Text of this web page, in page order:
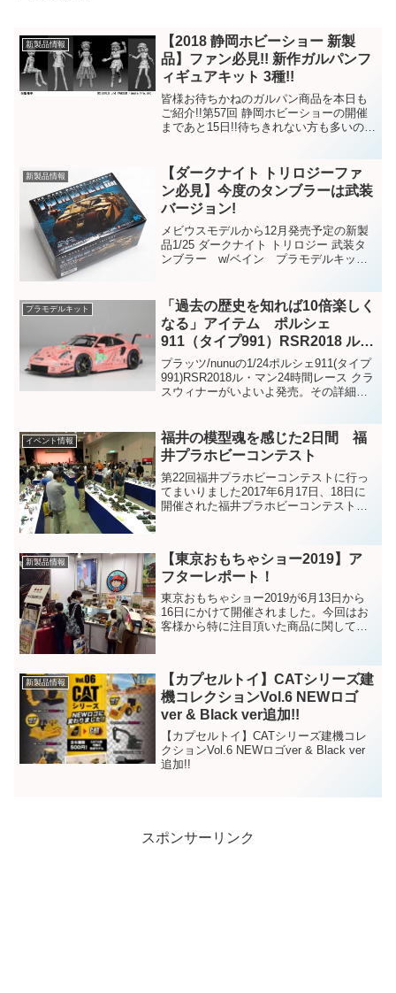
新製品情報
【2018 静岡ホビーショー 新製
品】ファン必見!! 新作ガルパンフ
ィギュアキット 3種!!
皆様お待ちかねのガルパン商品を本日も
ご紹介!!第57回 静岡ホビーショーの開催
まであと15日!!待ちきれない方も多いので
2種』と、『1/72フルクラムC と 1/1...
新製品情報
【ダークナイト トリロジーファ
ン必見】今度のタンブラーは武装
バージョン!
メビウスモデルから12月発売予定の新製
品1/25 ダークナイト トリロジー 武装タ
ンブラー w/ベイン プラモデルキット
す。迷彩が施され、バットモービルとは
全く違う凶...
プラモデルキット
「過去の歴史を知れば10倍楽しく
なる」アイテム ポルシェ
911（タイプ991）RSR2018 ル・
マン24時間レース クラスウィナ
ーついに発売！
プラッツ/nunuの1/24ポルシェ911(タイプ
991)RSR2018ル・マン24時間レース クラ
スウィナーがいよいよ発売。その詳細を
イベント情報
福井の模型魂を感じた2日間 福
井プラホビーコンテスト
第22回福井プラホビーコンテストに行っ
てまいりました2017年6月17日、18日に
開催された福井プラホビーコンテスト。
なので...
新製品情報
【東京おもちゃショー2019】ア
フターレポート！
東京おもちゃショー2019が6月13日から
16日にかけて開催されました。今回はお
客様から特に注目頂いた商品に関してご
新製品情報
【カプセルトイ】CATシリーズ建
機コレクションVol.6 NEWロゴ
ver & Black ver追加!!
【カプセルトイ】CATシリーズ建機コレ
クションVol.6 NEWロゴver & Black ver
追加!!
スポンサーリンク